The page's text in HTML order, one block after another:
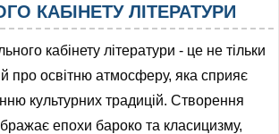
ПОЧАТКОВОЇ ШКОЛИ
ШКОЛИ
КАБІНЕТУ ЛІТЕРАТУРИ
кабінету літератури - це не тільки
й про освітню атмосферу, яка сприяє
культурних традицій. Створення
епохи бароко та класицизму,